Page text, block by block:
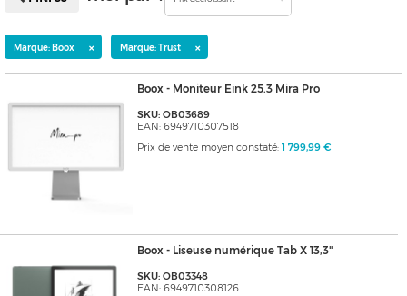
Marque: Boox × Marque: Trust ×
Boox - Moniteur Eink 25.3 Mira Pro
SKU: OB03689
EAN: 6949710307518
Prix de vente moyen constaté: 1 799,99 €
Boox - Liseuse numérique Tab X 13,3"
SKU: OB03348
EAN: 6949710308126